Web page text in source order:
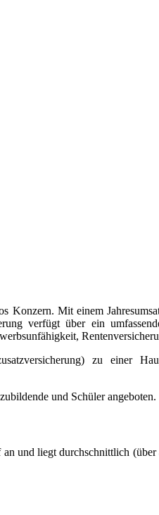
Konzern. Mit einem
verfügt über ein
zu einer
und Schüler angeboten.
und liegt durchschnittlich